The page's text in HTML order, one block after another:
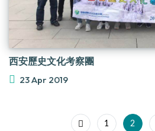
西安歷史文化考察團
23 Apr 2019
1 2